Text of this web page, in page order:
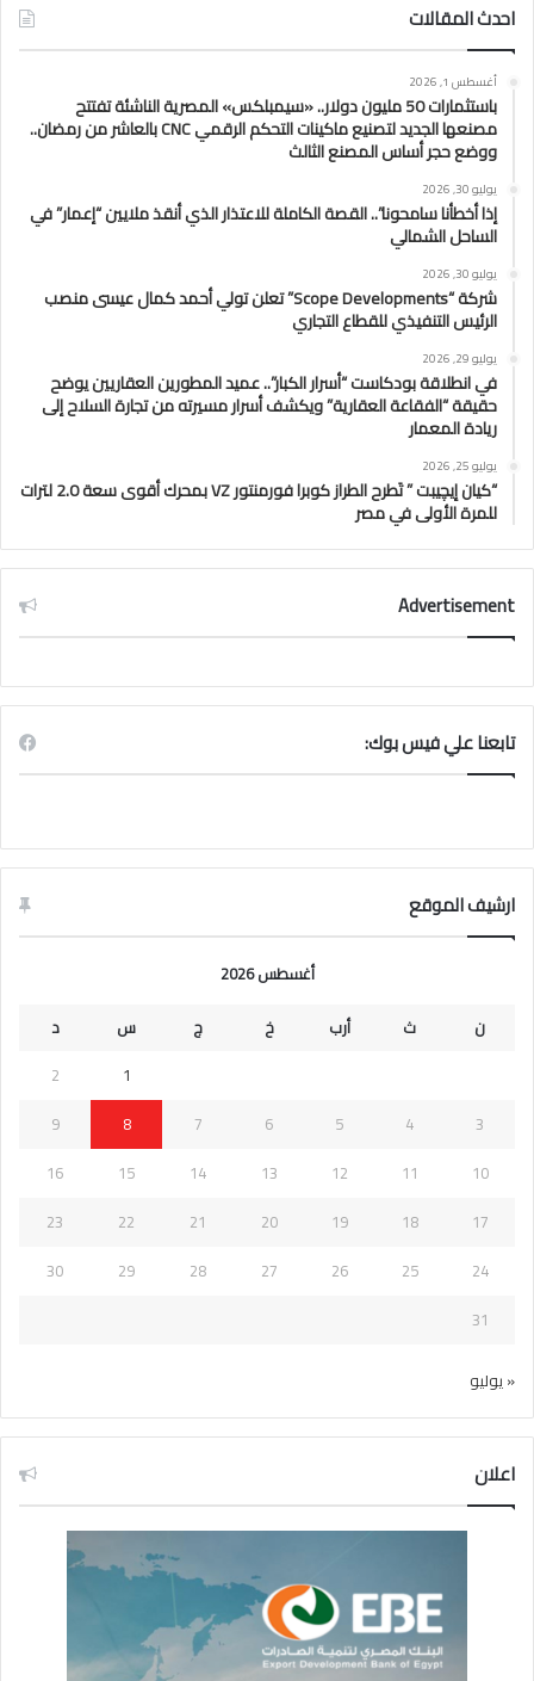
احدث المقالات
أغسطس 1, 2026
باستثمارات 50 مليون دولار.. «سيمبلكس» المصرية الناشئة تفتتح
مصنعها الجديد لتصنيع ماكينات التحكم الرقمي CNC بالعاشر من رمضان..
ووضع حجر أساس المصنع الثالث
يوليو 30, 2026
إذا أخطأنا سامحونا”.. القصة الكاملة للاعتذار الذي أنقذ ملايين “إعمار” في
الساحل الشمالي
يوليو 30, 2026
شركة “Scope Developments” تعلن تولي أحمد كمال عيسى منصب
الرئيس التنفيذي للقطاع التجاري
يوليو 29, 2026
في انطلاقة بودكاست “أسرار الكبار”.. عميد المطورين العقاريين يوضح
حقيقة “الفقاعة العقارية” ويكشف أسرار مسيرته من تجارة السلاح إلى
ريادة المعمار
يوليو 25, 2026
“كيان إيچيبت ” تَطرح الطراز كوبرا فورمنتور VZ بمحرك أقوى سعة 2.0 لترات
للمرة الأولى في مصر
Advertisement
تابعنا علي فيس بوك:
ارشيف الموقع
أغسطس 2026
ن
ث أرب خ ج س
د
1
2
3
4
5
6
7
8
9
10
11
12
13
14
15
16
17
18
19
20
21
22
23
24
25
26
27
28
29
30
31
« يوليو
اعلان